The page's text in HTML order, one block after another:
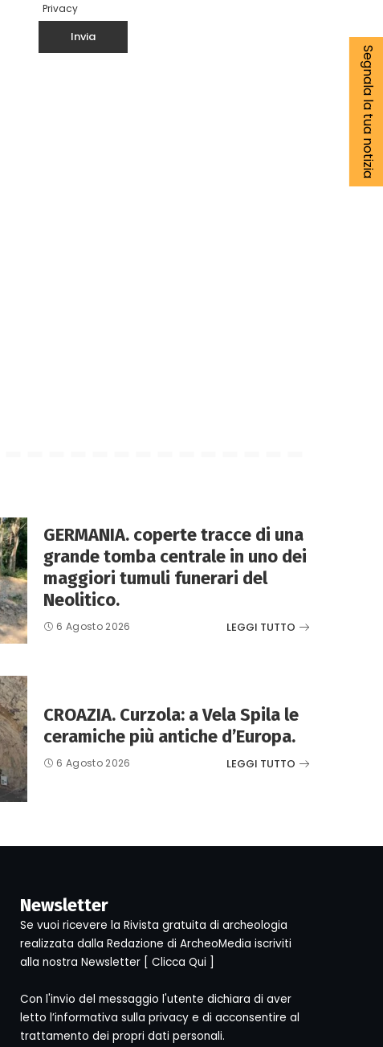
Privacy
GERMANIA. coperte tracce di una
grande tomba centrale in uno dei
maggiori tumuli funerari del
Neolitico.
6 Agosto 2026 LEGGI TUTTO
CROAZIA. Curzola: a Vela Spila le
ceramiche più antiche d’Europa.
6 Agosto 2026 LEGGI TUTTO
Segnala la tua notizia
Newsletter
Se vuoi ricevere la Rivista gratuita di archeologia
realizzata dalla Redazione di ArcheoMedia iscriviti
alla nostra Newsletter [ Clicca Qui ]
Con l'invio del messaggio l'utente dichiara di aver
letto l’informativa sulla privacy e di acconsentire al
trattamento dei propri dati personali.